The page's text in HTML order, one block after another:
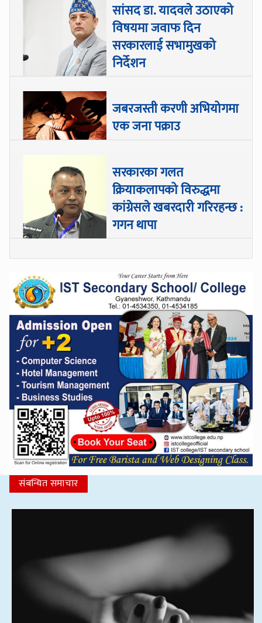
सांसद डा‍‍. यादवले उठाएको
विषयमा जवाफ दिन
सरकारलाई सभामुखको
निर्देशन
जबरजस्ती करणी अभियोगमा
एक जना पक्राउ
सरकारका गलत
क्रियाकलापको विरुद्धमा
कांग्रेसले खबरदारी गरिरहन्छ :
गगन थापा
संबन्धित समाचार